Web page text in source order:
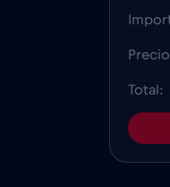
Total: